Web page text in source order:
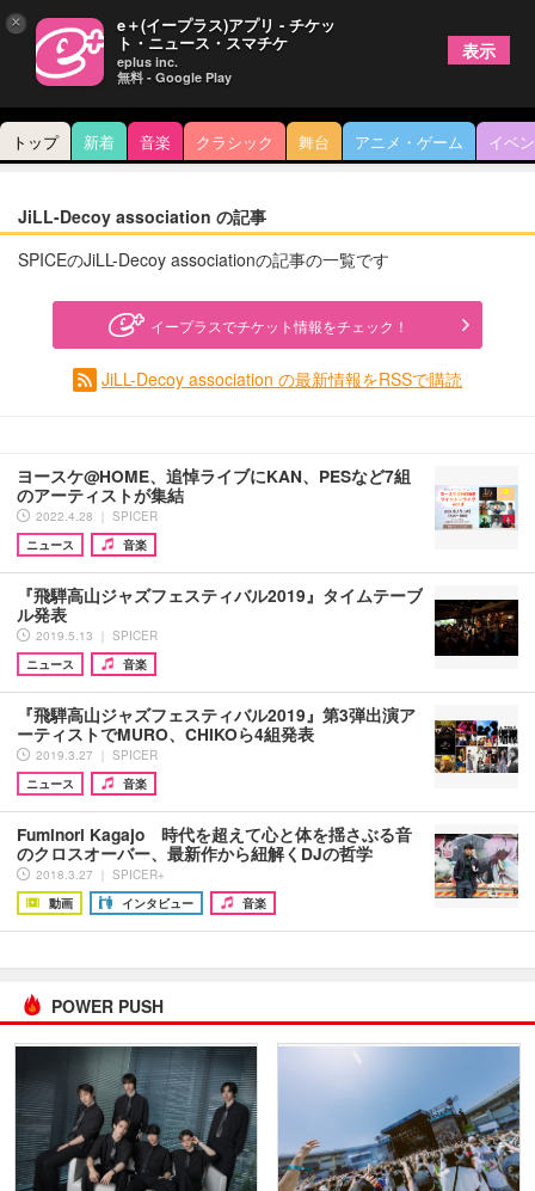
トップ 新着 音楽 クラシック 舞台 アニメ・ゲーム イベ
JiLL-Decoy association の記事
SPICEのJiLL-Decoy associationの記事の一覧です
イープラスでチケット情報をチェック！
JiLL-Decoy association の最新情報をRSSで購読
ヨースケ@HOME、追悼ライブにKAN、PESなど7組
のアーティストが集結
2022.4.28 ｜ SPICER
ニュース
音楽
『飛騨高山ジャズフェスティバル2019』タイムテーブ
ル発表
2019.5.13 ｜ SPICER
ニュース
音楽
『飛騨高山ジャズフェスティバル2019』第3弾出演ア
ーティストでMURO、CHIKOら4組発表
2019.3.27 ｜ SPICER
ニュース
音楽
Fuminori Kagajo 時代を超えて心と体を揺さぶる音
のクロスオーバー、最新作から紐解くDJの哲学
2018.3.27 ｜ SPICER+
動画
インタビュー 音楽
POWER PUSH
× e＋(イープラス)アプリ - チケッ
ト・ニュース・スマチケ
eplus inc.
無料 - Google Play
表示